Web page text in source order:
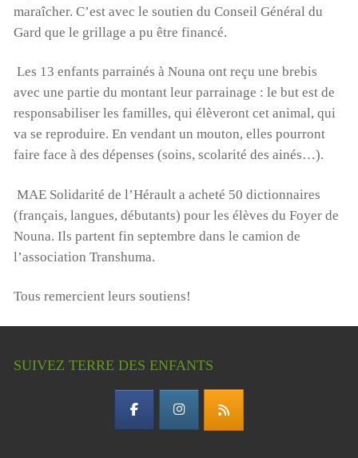
maraîcher. C’est avec le soutien du Conseil Général du
Gard que le grillage a pu être financé.
Les 13 enfants parrainés à Nouna ont reçu une brebis
avec une partie du montant leur parrainage : le but est de
responsabiliser les familles, qui élèveront cet animal, qui
va se reproduire. En vendant un mouton, elles pourront
faire face à des dépenses (soins, scolarité des ainés…).
MAE Solidarité de l’Hérault a acheté 50 dictionnaires
(français, langues, débutants) pour les élèves du Foyer de
Nouna. Ils partent fin septembre dans le camion de
l’association Transhuma.
Tous remercient leurs soutiens!
SUIVEZ TERRE DES ENFANTS
Lecteur
00:00 01:44